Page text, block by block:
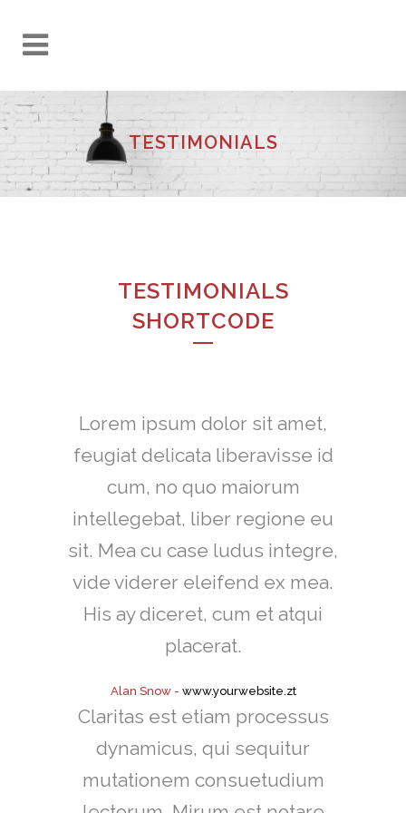
TESTIMONIALS
TESTIMONIALS
SHORTCODE
Lorem ipsum dolor sit amet,
feugiat delicata liberavisse id
cum, no quo maiorum
intellegebat, liber regione eu
sit. Mea cu case ludus integre,
vide viderer eleifend ex mea.
His ay diceret, cum et atqui
placerat.
Alan Snow- www.yourwebsite.zt
Claritas est etiam processus
dynamicus, qui sequitur
mutationem consuetudium